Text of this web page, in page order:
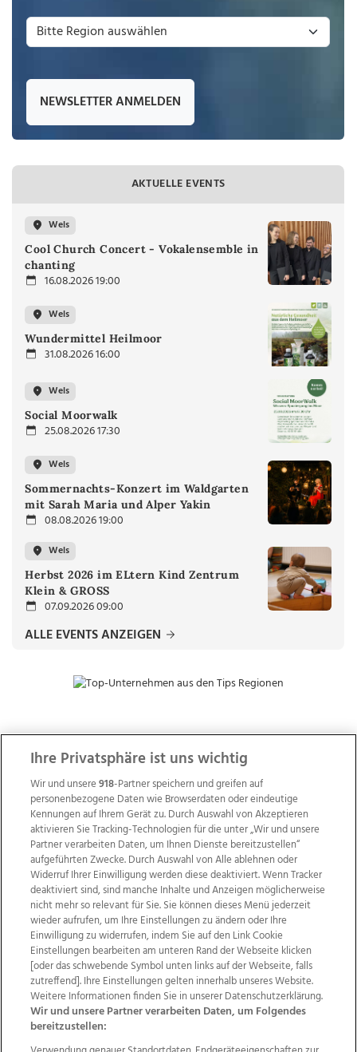
NEWSLETTER ANMELDEN
AKTUELLE EVENTS
Wels
Cool Church Concert - Vokalensemble in
chanting
16.08.2026 19:00
Wels
Wundermittel Heilmoor
31.08.2026 16:00
Wels
Social Moorwalk
25.08.2026 17:30
Wels
Sommernachts-Konzert im Waldgarten
mit Sarah Maria und Alper Yakin
08.08.2026 19:00
Wels
Herbst 2026 im ELtern Kind Zentrum
Klein & GROSS
07.09.2026 09:00
ALLE EVENTS ANZEIGEN
ZUR NACHRICHTENÜBERSICHT
Wir über uns Mediadaten Kontakt
Jobs
Datenschutz
Impressum
AGB Anzeigekunden
AGB Website
Ehrenkodex Politische Werbung
Ihre Privatsphäre ist uns wichtig
Wir und unsere918-Partner speichern und greifen auf
personenbezogene Daten wie Browserdaten oder eindeutige
Kennungen auf Ihrem Gerät zu. Durch Auswahl von Akzeptieren
aktivieren Sie Tracking-Technologien für die unter „Wir und unsere
Partner verarbeiten Daten, um Ihnen Dienste bereitzustellen“
aufgeführten Zwecke. Durch Auswahl von Alle ablehnen oder
Widerruf Ihrer Einwilligung werden diese deaktiviert. Wenn Tracker
deaktiviert sind, sind manche Inhalte und Anzeigen möglicherweise
nicht mehr so relevant für Sie. Sie können dieses Menü jederzeit
wieder aufrufen, um Ihre Einstellungen zu ändern oder Ihre
Einwilligung zu widerrufen, indem Sie auf den Link Cookie
Einstellungen bearbeiten am unteren Rand der Webseite klicken
[oder das schwebende Symbol unten links auf der Webseite, falls
zutreffend]. Ihre Einstellungen gelten innerhalb unseres Website.
Weitere Informationen finden Sie in unserer Datenschutzerklärung.
Wir und unsere Partner verarbeiten Daten, um Folgendes
bereitzustellen: